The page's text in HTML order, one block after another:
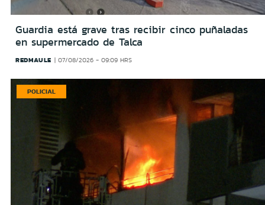
Guardia está grave tras recibir cinco puñaladas
en supermercado de Talca
REDMAULE 07/08/2026 - 09:09 HRS
POLICIAL